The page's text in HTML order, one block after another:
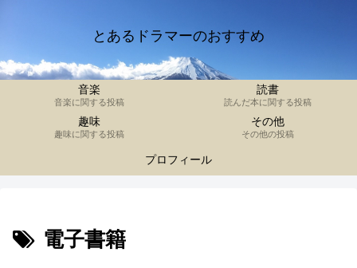
とあるドラマーのおすすめ
音楽
音楽に関する投稿
読書
読んだ本に関する投稿
趣味
趣味に関する投稿
その他
その他の投稿
プロフィール
電子書籍